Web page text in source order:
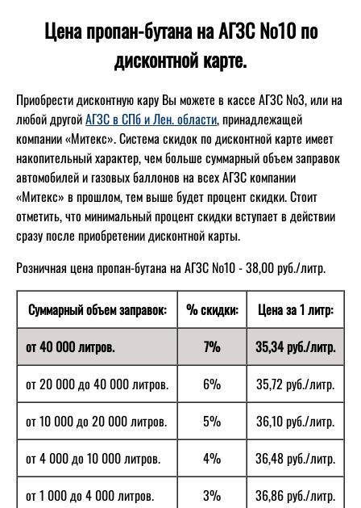
Цена пропан-бутана на АГЗС №10 по
дисконтной карте.
Приобрести дисконтную кару Вы можете в кассе АГЗС №3, или на
любой другойАГЗС в СПб и Лен. области, принадлежащей
компании «Митекс». Система скидок по дисконтной карте имеет
накопительный характер, чем больше суммарный объем заправок
автомобилей и газовых баллонов на всех АГЗС компании
«Митекс» в прошлом, тем выше будет процент скидки. Стоит
отметить, что минимальный процент скидки вступает в действии
сразу после приобретении дисконтной карты.
Розничная цена пропан-бутана на АГЗС №10 - 38,00 руб./литр.
Суммарный объем заправок: % скидки:
Цена за 1 литр:
от 40 000 литров.
7%
35,34 руб./литр.
от 20 000 до 40 000 литров.
6%
35,72 руб./литр.
от 10 000 до 20 000 литров.
5%
36,10 руб./литр.
от 4 000 до 10 000 литров.
4%
36,48 руб./литр.
от 1 000 до 4 000 литров.
3%
36,86 руб./литр.